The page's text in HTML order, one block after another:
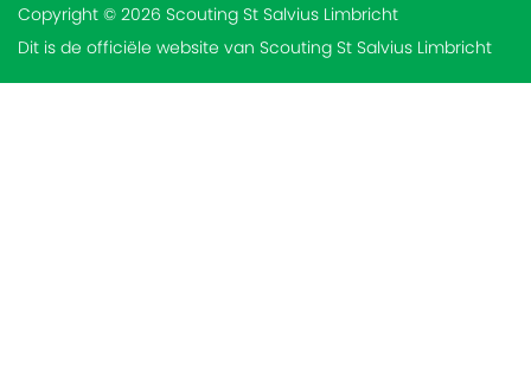
Copyright © 2026 Scouting St Salvius Limbricht
Dit is de officiële website van Scouting St Salvius Limbricht